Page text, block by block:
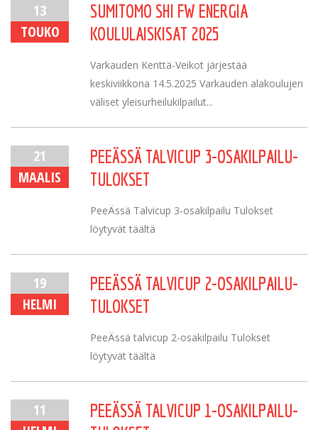
13
TOUKO
SUMITOMO SHI FW ENERGIA
KOULULAISKISAT 2025
Varkauden Kenttä-Veikot järjestää
keskiviikkona 14.5.2025 Varkauden alakoulujen
väliset yleisurheilukilpailut...
21
MAALIS
PEEÄSSÄ TALVICUP 3-OSAKILPAILU-
TULOKSET
PeeÄssä Talvicup 3-osakilpailu Tulokset
löytyvät täältä
19
HELMI
PEEÄSSÄ TALVICUP 2-OSAKILPAILU-
TULOKSET
PeeÄssä talvicup 2-osakilpailu Tulokset
löytyvät täältä
11
PEEÄSSÄ TALVICUP 1-OSAKILPAILU-